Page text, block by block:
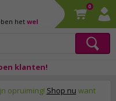
het wel
0
klanten!
opruiming! Shop nu want